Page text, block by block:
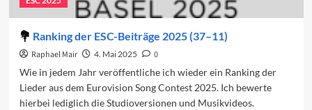
Ranking der ESC-Beiträge 2025 (37–11)
Raphael Mair 4. Mai 2025
0
Wie in jedem Jahr veröffentliche ich wieder ein Ranking der
Lieder aus dem Eurovision Song Contest 2025. Ich bewerte
hierbei lediglich die Studioversionen und Musikvideos.